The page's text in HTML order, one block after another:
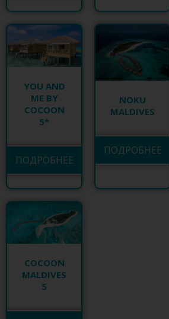
YOU AND
ME BY
COCOON
5*
ПОДРОБНЕЕ
NOKU
MALDIVES
ПОДРОБНЕЕ
COCOON
MALDIVES
5